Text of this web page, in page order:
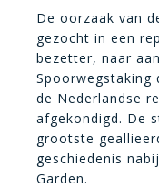
De oorzaak van
gezocht in een
bezetter, naar
Spoorwegstaking
de Nederlandse
afgekondigd. De
grootste
geschiedenis
Garden.